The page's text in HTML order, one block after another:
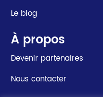
Le blog
À propos
Devenir partenaires
Nous contacter